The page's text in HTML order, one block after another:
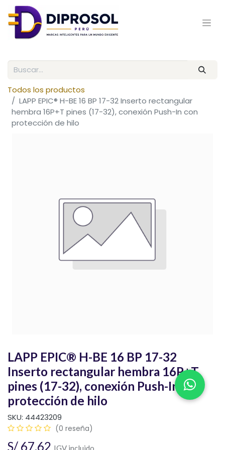
Todos los productos
LAPP EPIC® H-BE 16 BP 17-32 Inserto rectangular
hembra 16P+T pines (17-32), conexión Push-In con
protección de hilo
LAPP EPIC® H-BE 16 BP 17-32
Inserto rectangular hembra 16P+T
pines (17-32), conexión Push-In con
protección de hilo
SKU: 44423209
(0 reseña)
S/ 67.62 IGV incluido